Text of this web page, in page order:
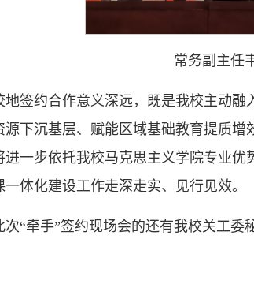
常务副主任
地签约合作意义深远，既是我校主动
源下沉基层、赋能区域基础教育提质
进一步依托我校马克思主义学院专业
体化建设工作走深走实、见行见效。
次“牵手”签约现场会的还有我校关工委